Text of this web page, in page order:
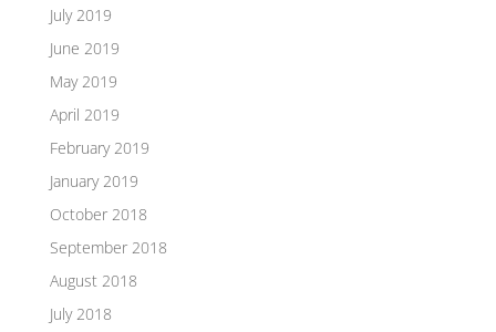
July 2019
June 2019
May 2019
April 2019
February 2019
January 2019
October 2018
September 2018
August 2018
July 2018